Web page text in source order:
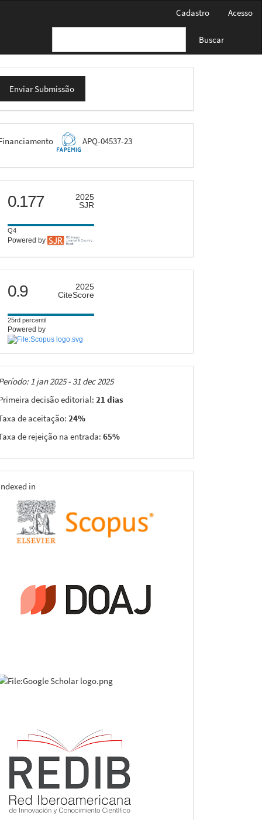
Cadastro Acesso
Buscar
Enviar Submissão
APQ-04537-23
scimago
0.177
2025
SJR
Q4
Powered by
citescore
0.9
2025
CiteScore
25rd percentil
Powered by
1 jan 2025 - 31 dec 2025
decisão editorial: 21 dias
de aceitação: 24%
de rejeição na entrada: 65%
in